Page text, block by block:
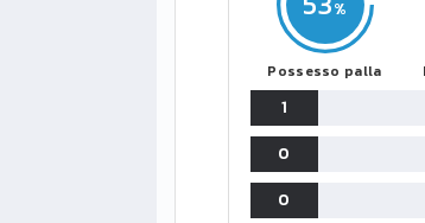
Possesso palla
1
0
0